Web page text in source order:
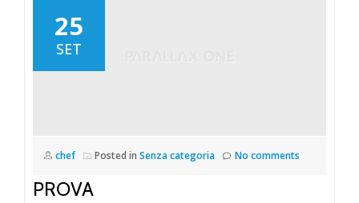
25
SET
chef Posted in Senza categoria No comments
PROVA